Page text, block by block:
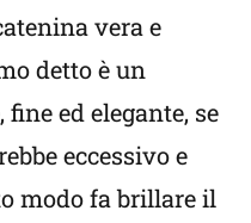
vera e
detto è un
ed elegante, se
eccessivo e
modo fa brillare il